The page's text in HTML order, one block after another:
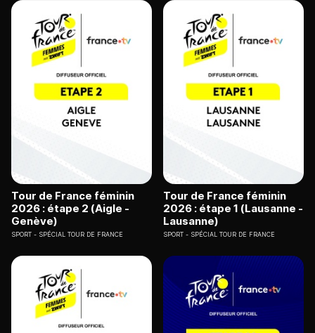
Tour de France féminin
2026 : étape 2 (Aigle -
Genève)
SPORT SPÉCIAL TOUR DE FRANCE
Tour de France féminin
2026 : étape 1 (Lausanne -
Lausanne)
SPORT SPÉCIAL TOUR DE FRANCE